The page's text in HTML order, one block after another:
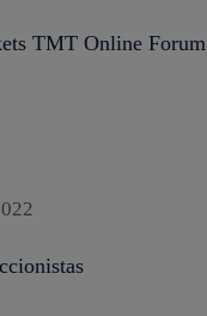
TMT Online Forum